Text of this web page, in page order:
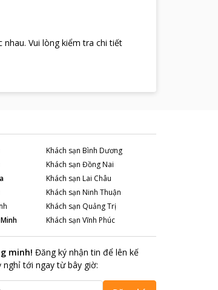
nhau. Vui lòng kiểm tra chi tiết
Khách sạn Bình Dương
Khách sạn Đồng Nai
Khách sạn Lai Châu
Khách sạn Ninh Thuận
Khách sạn Quảng Trị
Khách sạn Vĩnh Phúc
minh! Đăng ký nhận tin để lên kế
nghỉ tới ngay từ bây giờ: